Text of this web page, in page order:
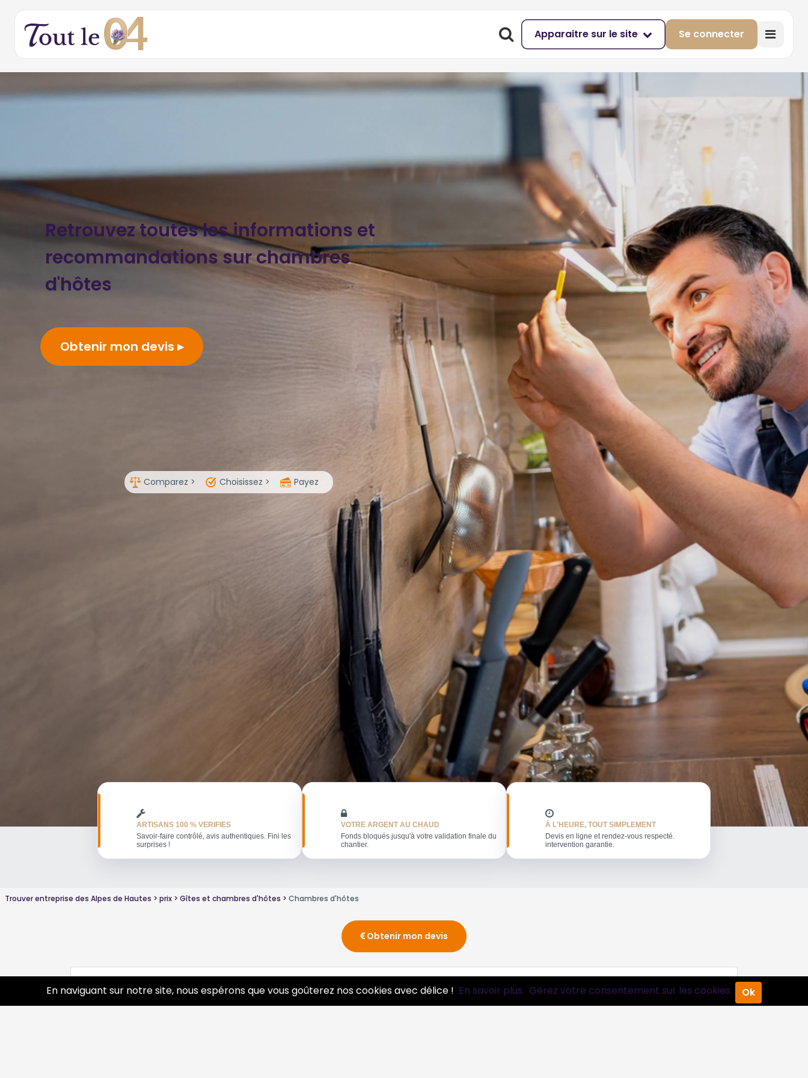
Apparaitre sur le site Se connecter
Retrouvez toutes les informations et
recommandations sur chambres
d'hôtes
Obtenir mon devis
Comparez > Choisissez > Payez
ARTISANS 100 % VERIFIES
Savoir-faire contrôlé, avis authentiques. Fini les
surprises !
VOTRE ARGENT AU CHAUD
Fonds bloqués jusqu'à votre validation finale du
chantier.
À L'HEURE, TOUT SIMPLEMENT
Devis en ligne et rendez-vous respecté.
intervention garantie.
Trouver entreprise des Alpes de Hautes prix Gîtes et chambres d'hôtes Chambres d'hôtes
Obtenir mon devis
En naviguant sur notre site, nous espérons que vous goûterez nos cookies avec délice ! En savoir plus. Gérez votre consentement sur les cookies. Ok